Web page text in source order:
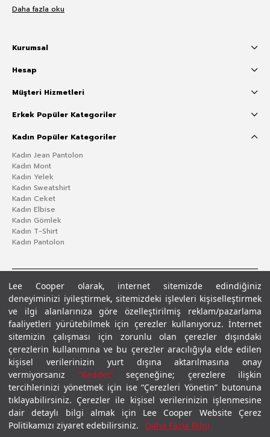
Lee Cooper olarak, internet sitemizde edindiğiniz
deneyiminizi iyileştirmek, sitemizdeki işlevleri kişiselleştirmek
ve ilgi alanlarınıza göre özelleştirilmiş reklam/pazarlama
faaliyetleri yürütebilmek için çerezler kullanıyoruz. İnternet
sitemizin çalışması için zorunlu olan çerezler dışındaki
çerezlerin kullanımına ve bu çerezler aracılığıyla elde edilen
kişisel verilerinizin yurt dışına aktarılmasına onay
vermiyorsanız “Reddet”seçeneğine; çerezlere ilişkin
tercihlerinizi yönetmek için ise “Çerezleri Yönetin” butonuna
tıklayabilirsiniz. Çerezler ile kişisel verilerinizin işlenmesine
dair detaylı bilgi almak için Lee Cooper Website Çerez
Politikamızı ziyaret edebilirsiniz.
Daha Fazla Bilgi
Daha fazla oku
Kurumsal
Hesap
Müşteri Hizmetleri
Erkek Popüler Kategoriler
Kadın Popüler Kategoriler
Kadın Jean Pantolon
Kadın Mont
Kadın Yelek
Kadın Sweatshirt
Kadın Ceket
Kadın Elbise
Kadın Gömlek
Kadın T-Shirt
Kadın Pantolon
Gizlilik PolitikasıÇerez Politikası KVKK Aydınlatma MetniŞartlar ve Koşullar
© 2026 Leecooper - Tüm Hakları Saklıdır.